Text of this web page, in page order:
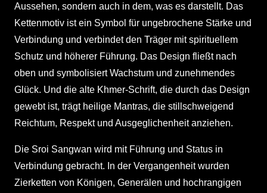
Aussehen, sondern auch in dem, was es darstellt. Das
Kettenmotiv ist ein Symbol für ungebrochene Stärke und
Verbindung und verbindet den Träger mit spirituellem
Schutz und höherer Führung. Das Design fließt nach
oben und symbolisiert Wachstum und zunehmendes
Glück. Und die alte Khmer-Schrift, die durch das Design
gewebt ist, trägt heilige Mantras, die stillschweigend
Reichtum, Respekt und Ausgeglichenheit anziehen.
Die Sroi Sangwan wird mit Führung und Status in
Verbindung gebracht. In der Vergangenheit wurden
Zierketten von Königen, Generälen und hochrangigen